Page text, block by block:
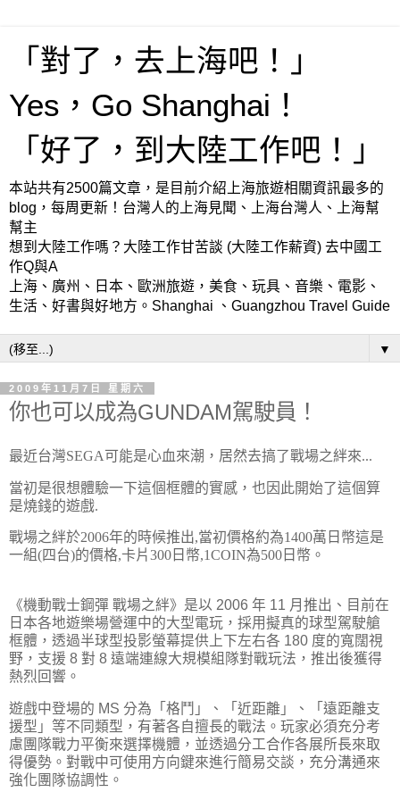
「對了，去上海吧！」
Yes，Go Shanghai！
「好了，到大陸工作吧！」
本站共有2500篇文章，是目前介紹上海旅遊相關資訊最多的
blog，每周更新！台灣人的上海見聞、上海台灣人、上海幫
幫主
想到大陸工作嗎？大陸工作甘苦談 (大陸工作薪資) 去中國工
作Q與A
上海、廣州、日本、歐洲旅遊，美食、玩具、音樂、電影、
生活、好書與好地方。Shanghai 、Guangzhou Travel Guide
▼
2009年11月7日 星期六
你也可以成為GUNDAM駕駛員！
最近台灣SEGA可能是心血來潮，居然去搞了戰場之絆來...
當初是很想體驗一下這個框體的實感，也因此開始了這個算
是燒錢的遊戲.
戰場之絆於2006年的時候推出,當初價格約為1400萬日幣這是
一組(四台)的價格,卡片300日幣,1COIN為500日幣。
《機動戰士鋼彈 戰場之絆》是以 2006 年 11 月推出、目前在
日本各地遊樂場營運中的大型電玩，採用擬真的球型駕駛艙
框體，透過半球型投影螢幕提供上下左右各 180 度的寬闊視
野，支援 8 對 8 遠端連線大規模組隊對戰玩法，推出後獲得
熱烈回響。
遊戲中登場的 MS 分為「格鬥」、「近距離」、「遠距離支
援型」等不同類型，有著各自擅長的戰法。玩家必須充分考
慮團隊戰力平衡來選擇機體，並透過分工合作各展所長來取
得優勢。對戰中可使用方向鍵來進行簡易交談，充分溝通來
強化團隊協調性。